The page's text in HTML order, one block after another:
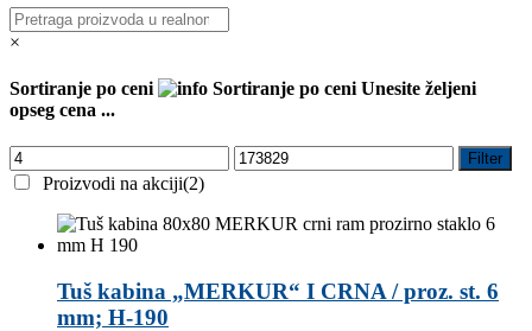
×
Sortiranje po ceni Sortiranje po ceni Unesite željeni
opseg cena ...
Filter
Proizvodi na akciji(2)
Tuš kabina „MERKUR“ I CRNA / proz. st. 6
mm; H-190